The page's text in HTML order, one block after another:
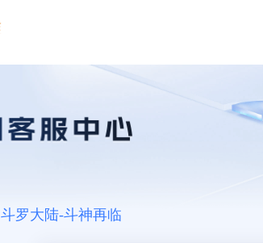
斗罗大陆-斗神再临